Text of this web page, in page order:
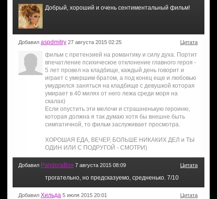
Добрый, хороший и очень сентиментальный фильм!
Добавил aspdmitry 27 августа 2015 02:25 Цитата
фильм с претензией на романтику и силу духа. Портит
впечатление психическое отклонение главного героя -
5 лет провел на кладбище, каждый день говорит и
играет с умершим братом, а под конец еще и любовью
умудрился заняться на кладбище с девушкой которая
умирает в 40 милях от него лежа среди моря на
скалах)
Если опустить эти мелочи и страшненькую героиню,
которая должна я так думаю хотя бы внешне быть
симпатичной, то фильм заслуживает просмотра.
ХОРОШАЯ ЕДА, ВЕЧЕР, БОЛЬШЕ НИКАКИХ ДЕЛ и ТЫ
ОДИН ИЛИ С ПОДРУГОЙ - СМОТРИ)
Добавил PandoraBox 7 августа 2015 08:09 Цитата
трогательно, но предсказуемо, средненько. 7/10
Добавил Хильда 5 июля 2015 20:01 Цитата